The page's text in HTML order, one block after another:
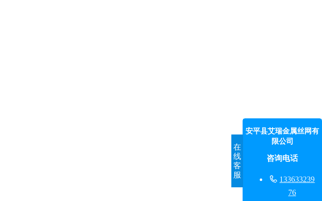
在
线
客
服
安平县艾瑞金属丝网有
限公司
咨询电话
 133633239
76